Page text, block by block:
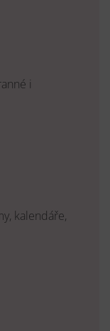
i
kalendáře,